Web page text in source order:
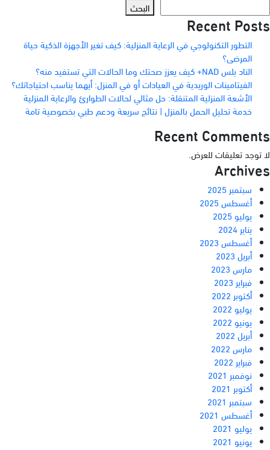
البحث
Recent Posts
التطور التكنولوجي في الرعاية المنزلية: كيف تغير الأجهزة الذكية حياة
المرضى؟
الناد بلس NAD+ كيف يعزز صحتك وما الحالات التي تستفيد منه؟
الفيتامينات الوريدية في العيادات أو في المنزل: أيهما يناسب احتياجاتك؟
الأشعة المنزلية المتنقلة: حل مثالي لحالات الطوارئ والرعاية المنزلية
خدمة تحليل الحمل بالمنزل | نتائج سريعة ودعم طبي بخصوصية تامة
Recent Comments
لا توجد تعليقات للعرض.
Archives
سبتمبر 2025
أغسطس 2025
يوليو 2025
يناير 2024
أغسطس 2023
أبريل 2023
مارس 2023
فبراير 2023
أكتوبر 2022
يوليو 2022
يونيو 2022
أبريل 2022
مارس 2022
فبراير 2022
نوفمبر 2021
أكتوبر 2021
سبتمبر 2021
أغسطس 2021
يوليو 2021
يونيو 2021